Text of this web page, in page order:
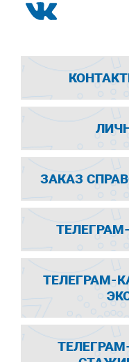
ЗАКАЗ
ТЕЛЕГРАМ-